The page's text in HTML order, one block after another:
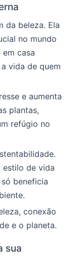
da beleza. Ela
no mundo
casa
vida de quem
e aumenta
plantas,
refúgio no
estilo de vida
beneficia
conexão
e o planeta.
sua